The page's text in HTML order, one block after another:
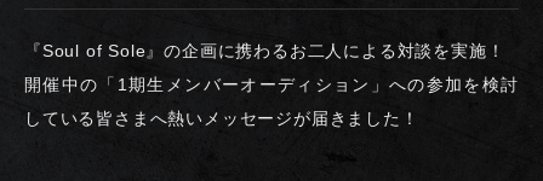
『Soul of Sole』の企画に携わるお二人による対談を実施！
開催中の「1期生メンバーオーディション」への参加を検討
している皆さまへ熱いメッセージが届きました！